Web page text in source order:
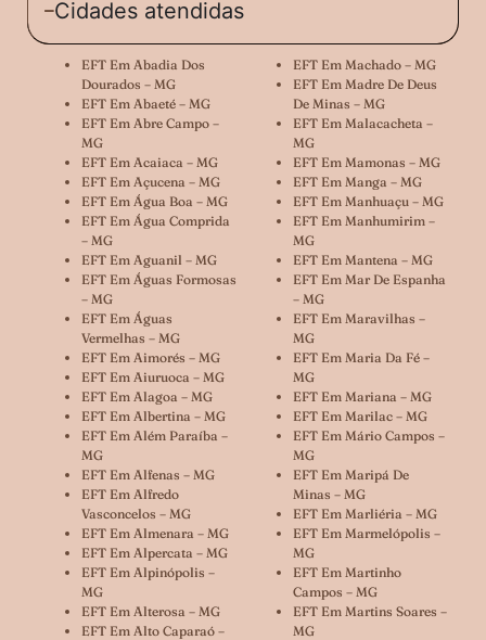
Cidades atendidas
EFT Em Abadia Dos
Dourados – MG
EFT Em Abaeté – MG
EFT Em Abre Campo –
MG
EFT Em Acaiaca – MG
EFT Em Açucena – MG
EFT Em Água Boa – MG
EFT Em Água Comprida
– MG
EFT Em Aguanil – MG
EFT Em Águas Formosas
– MG
EFT Em Águas
Vermelhas – MG
EFT Em Aimorés – MG
EFT Em Aiuruoca – MG
EFT Em Alagoa – MG
EFT Em Albertina – MG
EFT Em Além Paraíba –
MG
EFT Em Alfenas – MG
EFT Em Alfredo
Vasconcelos – MG
EFT Em Almenara – MG
EFT Em Alpercata – MG
EFT Em Alpinópolis –
MG
EFT Em Alterosa – MG
EFT Em Alto Caparaó –
EFT Em Machado – MG
EFT Em Madre De Deus
De Minas – MG
EFT Em Malacacheta –
MG
EFT Em Mamonas – MG
EFT Em Manga – MG
EFT Em Manhuaçu – MG
EFT Em Manhumirim –
MG
EFT Em Mantena – MG
EFT Em Mar De Espanha
– MG
EFT Em Maravilhas –
MG
EFT Em Maria Da Fé –
MG
EFT Em Mariana – MG
EFT Em Marilac – MG
EFT Em Mário Campos –
MG
EFT Em Maripá De
Minas – MG
EFT Em Marliéria – MG
EFT Em Marmelópolis –
MG
EFT Em Martinho
Campos – MG
EFT Em Martins Soares –
MG